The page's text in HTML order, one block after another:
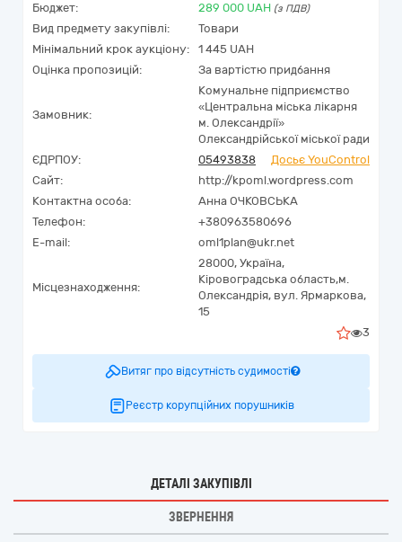
Бюджет: 289 000 UAH (з ПДВ)
Вид предмету закупівлі:
Товари
Мінімальний крок аукціону:
1 445 UAH
Оцінка пропозицій:
За вартістю придбання
Замовник:
Комунальне підприємство
«Центральна міська лікарня
м. Олександрії»
Олександрійської міської ради
ЄДРПОУ:
05493838
Досьє YouControl
Сайт:
http://kpoml.wordpress.com
Контактна особа:
Анна ОЧКОВСЬКА
Телефон:
+380963580696
E-mail:
oml1plan@ukr.net
Місцезнаходження:
28000, Україна,
Кіровоградська область,м.
Олександрія, вул. Ярмаркова,
15
3
Витяг про відсутність судимості
Реєстр корупційних порушників
ДЕТАЛІ ЗАКУПІВЛІ
ЗВЕРНЕННЯ